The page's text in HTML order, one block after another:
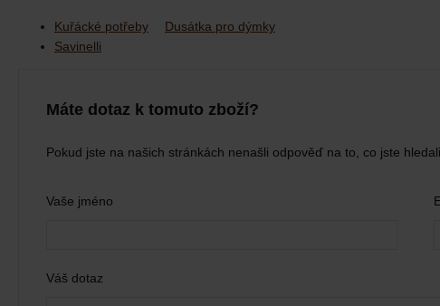
Kuřácké potřeby
Dusátka pro dýmky
Savinelli
Máte dotaz k tomuto zboží?
Pokud jste na našich stránkách nenašli odpověď na to, co jste
Vaše jméno
Váš dotaz